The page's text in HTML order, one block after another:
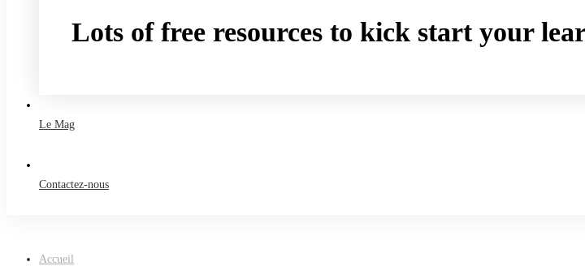
Lots of free resources to kick start your
Le Mag
Contactez-nous
Accueil